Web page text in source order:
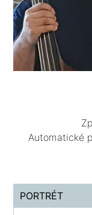
Automatické
PORTRÉT